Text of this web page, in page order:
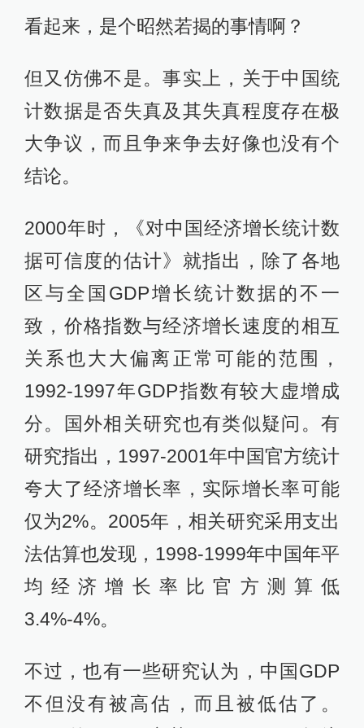
看起来，是个昭然若揭的事情啊？
但又仿佛不是。事实上，关于中国统
计数据是否失真及其失真程度存在极
大争议，而且争来争去好像也没有个
结论。
2000年时，《对中国经济增长统计数
据可信度的估计》就指出，除了各地
区与全国GDP增长统计数据的不一
致，价格指数与经济增长速度的相互
关系也大大偏离正常可能的范围，
1992-1997年GDP指数有较大虚增成
分。国外相关研究也有类似疑问。有
研究指出，1997-2001年中国官方统计
夸大了经济增长率，实际增长率可能
仅为2%。2005年，相关研究采用支出
法估算也发现，1998-1999年中国年平
均经济增长率比官方测算低
3.4%-4%。
不过，也有一些研究认为，中国GDP
不但没有被高估，而且被低估了。